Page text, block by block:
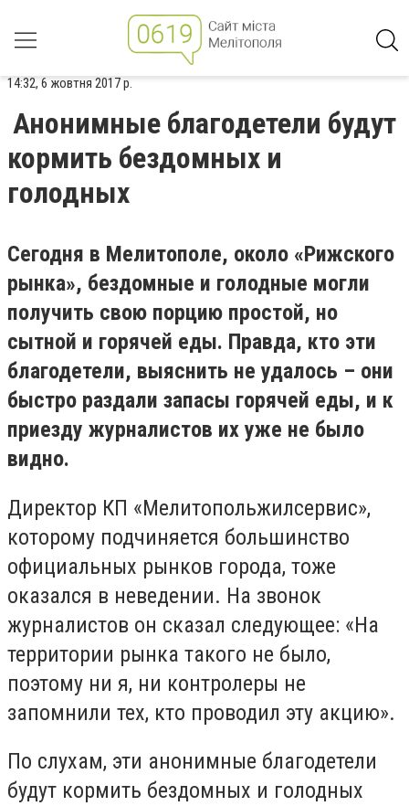
14:32, 6 жовтня 2017 р.
Анонимные благодетели будут
кормить бездомных и
голодных
Сегодня в Мелитополе, около «Рижского
рынка», бездомные и голодные могли
получить свою порцию простой, но
сытной и горячей еды. Правда, кто эти
благодетели, выяснить не удалось – они
быстро раздали запасы горячей еды, и к
приезду журналистов их уже не было
видно.
Директор КП «Мелитопольжилсервис»,
которому подчиняется большинство
официальных рынков города, тоже
оказался в неведении. На звонок
журналистов он сказал следующее: «На
территории рынка такого не было,
поэтому ни я, ни контролеры не
запомнили тех, кто проводил эту акцию».
По слухам, эти анонимные благодетели
будут кормить бездомных и голодных